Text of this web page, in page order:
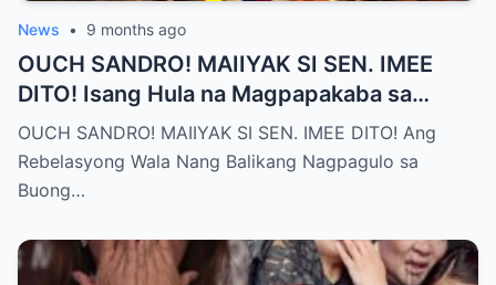
News • 9 months ago
OUCH SANDRO! MAIIYAK SI SEN. IMEE
DITO! Isang Hula na Magpapakaba sa
Buong Bansa! Ano ang matinding nangyari
sa pagitan nila?
OUCH SANDRO! MAIIYAK SI SEN. IMEE DITO! Ang
Rebelasyong Wala Nang Balikang Nagpagulo sa
Buong…